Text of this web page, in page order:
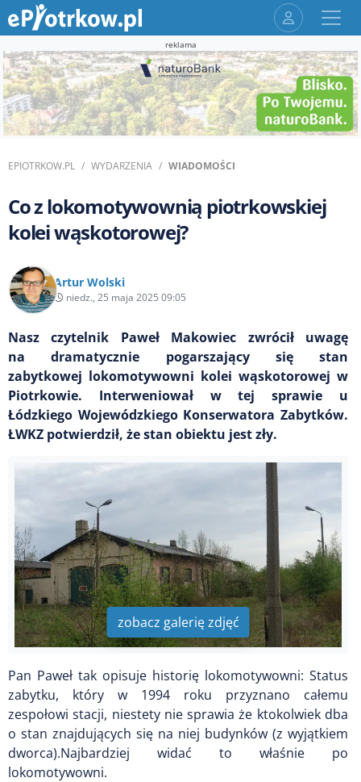
reklama
EPIOTRKOW.PL WYDARZENIA WIADOMOŚCI
Co z lokomotywownią piotrkowskiej
kolei wąskotorowej?
Artur Wolski
niedz., 25 maja 2025 09:05
Nasz czytelnik Paweł Makowiec zwrócił uwagę
na dramatycznie pogarszający się stan
zabytkowej lokomotywowni kolei wąskotorowej w
Piotrkowie. Interweniował w tej sprawie u
Łódzkiego Wojewódzkiego Konserwatora Zabytków.
ŁWKZ potwierdził, że stan obiektu jest zły.
zobacz galerię zdjęć
Pan Paweł tak opisuje historię lokomotywowni: Status
zabytku, który w 1994 roku przyznano całemu
zespołowi stacji, niestety nie sprawia że ktokolwiek dba
o stan znajdujących się na niej budynków (z wyjątkiem
dworca).Najbardziej widać to właśnie po
lokomotywowni.